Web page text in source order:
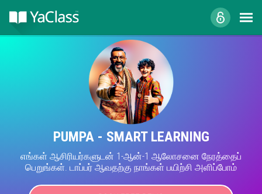
PUMPA - SMART LEARNING
எங்கள் ஆசிரியர்களுடன் 1-ஆன்-1 ஆலோசனை நேரத்தைப்
பெறுங்கள். டாப்பர் ஆவதற்கு நாங்கள் பயிற்சி அளிப்போம்